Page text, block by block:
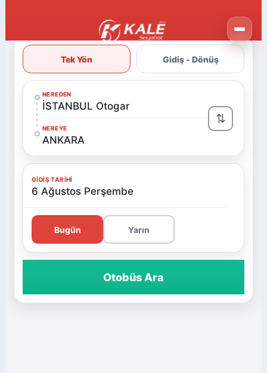
Tek Yön Gidiş - Dönüş
NEREDEN
İSTANBUL Otogar
NEREYE
ANKARA
⇅
GIDIŞ TARIHI
6 Ağustos Perşembe
Bugün Yarın
Otobüs Ara